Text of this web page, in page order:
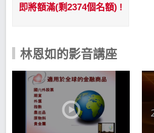
即將額滿(剩2374個名額) !
林恩如的影音講座